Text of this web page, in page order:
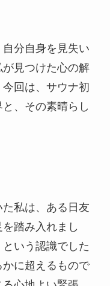
分自身を見失い
見つけた心の解
回は、サウナ初
、その素晴らし
私は、ある日友
踏み入れまし
いう認識でした
に超えるもので